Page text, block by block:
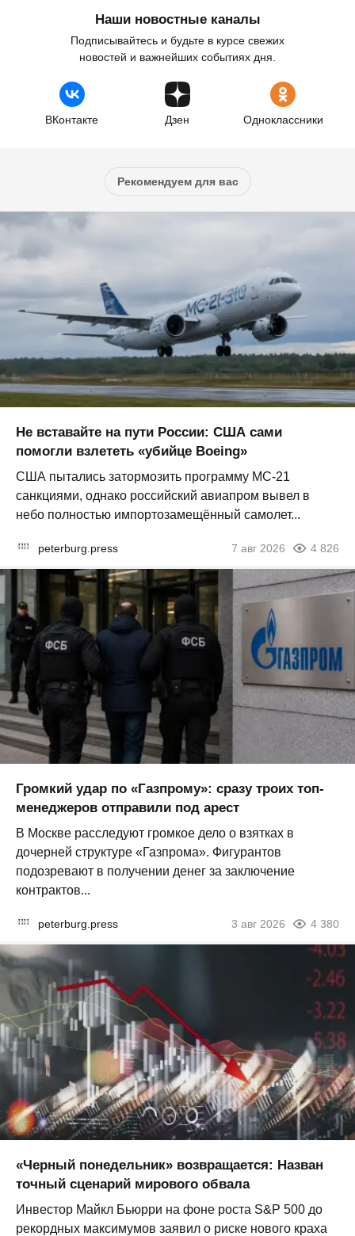
Наши новостные каналы
Подписывайтесь и будьте в курсе свежих
новостей и важнейших событиях дня.
ВКонтакте Дзен Одноклассники
Рекомендуем для вас
Не вставайте на пути России: США сами
помогли взлететь «убийце Boeing»
США пытались затормозить программу МС-21
санкциями, однако российский авиапром вывел в
небо полностью импортозамещённый самолет...
peterburg.press 7 авг 2026 4 826
Громкий удар по «Газпрому»: сразу троих топ-
менеджеров отправили под арест
В Москве расследуют громкое дело о взятках в
дочерней структуре «Газпрома». Фигурантов
подозревают в получении денег за заключение
контрактов...
peterburg.press 3 авг 2026 4 380
«Черный понедельник» возвращается: Назван
точный сценарий мирового обвала
Инвестор Майкл Бьюрри на фоне роста S&P 500 до
рекордных максимумов заявил о риске нового краха